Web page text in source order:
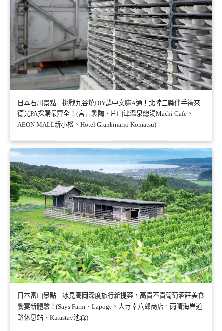
日本石川景點｜挑戰九谷燒DIY講中文嘛A通！北陸三縣伴手禮來
德光PA採購最齊全！(宮吉製陶、片山津溫泉總湯Machi Cafe、
AEON MALL新小松、Hotel Granbinario Komatsu)
日本富山景點｜冰見高岡深度旅行新提案，高貴不貴葡萄酒莊美食
饗宴新體驗！(Says Farm、Lapoge、大寺幸八郎商店、雨晴海岸道
路休息站、Kurastay池森)